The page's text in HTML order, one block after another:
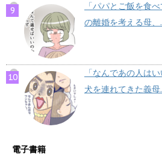
「パパとご飯を食
の離婚を考える母、
「なんであの人は
犬を連れてきた義母
電子書籍